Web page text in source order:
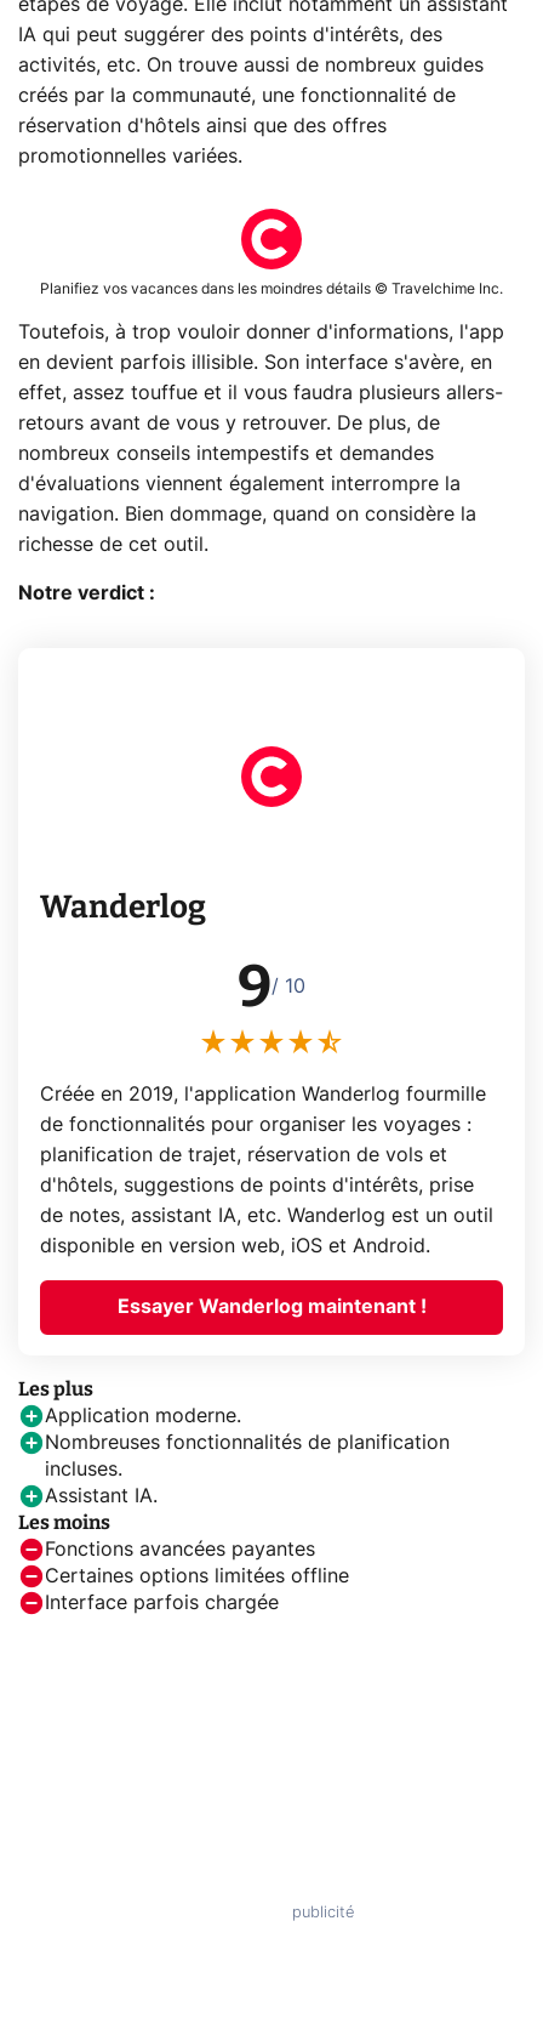
étapes de voyage. Elle inclut notamment un assistant
IA qui peut suggérer des points d'intérêts, des
activités, etc. On trouve aussi de nombreux guides
créés par la communauté, une fonctionnalité de
réservation d'hôtels ainsi que des offres
promotionnelles variées.
Planifiez vos vacances dans les moindres détails © Travelchime Inc.
Toutefois, à trop vouloir donner d'informations, l'app
en devient parfois illisible. Son interface s'avère, en
effet, assez touffue et il vous faudra plusieurs allers-
retours avant de vous y retrouver. De plus, de
nombreux conseils intempestifs et demandes
d'évaluations viennent également interrompre la
navigation. Bien dommage, quand on considère la
richesse de cet outil.
Notre verdict :
Wanderlog
9/ 10
Créée en 2019, l'application Wanderlog fourmille
de fonctionnalités pour organiser les voyages :
planification de trajet, réservation de vols et
d'hôtels, suggestions de points d'intérêts, prise
de notes, assistant IA, etc. Wanderlog est un outil
disponible en version web, iOS et Android.
Essayer Wanderlog maintenant !
Les plus
Application moderne.
Nombreuses fonctionnalités de planification
incluses.
Assistant IA.
Les moins
Fonctions avancées payantes
Certaines options limitées offline
Interface parfois chargée